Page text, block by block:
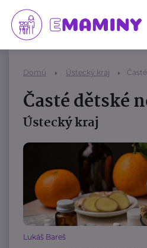
Domů Ústecký kraj
Časté dětské
Ústecký kraj
Lukáš Bareš